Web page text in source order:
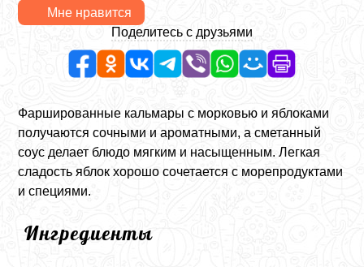
Мне нравится
Поделитесь с друзьями
Фаршированные кальмары с морковью и яблоками
получаются сочными и ароматными, а сметанный
соус делает блюдо мягким и насыщенным. Легкая
сладость яблок хорошо сочетается с морепродуктами
и специями.
Ингредиенты